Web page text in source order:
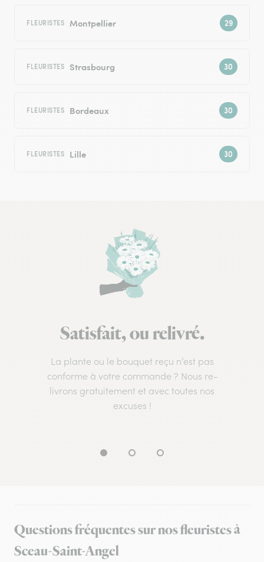
FLEURISTES Montpellier
FLEURISTES Strasbourg
FLEURISTES Bordeaux
FLEURISTES Lille
Satisfait, ou relivré.
La plante ou le bouquet reçu n’est pas
conforme à votre commande ? Nous re-
livrons gratuitement et avec toutes nos
excuses !
Questions fréquentes sur nos fleuristes à
Sceau-Saint-Angel